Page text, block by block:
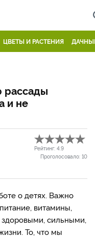
ЦВЕТЫ И РАСТЕНИЯ
и не
Рейтинг: 4.9
Проголосовало: 10
о детях. Важно
витамины,
сильными,
То, что мы